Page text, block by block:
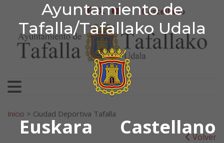
Ayuntamiento de
Tafalla/Tafallako Udala
Euskara Castellano
Ir al contenido
Ayuntamiento de
facebook
twitter
youtubeCastellano
Search for:
Inicio > Ciudad Deportiva Tafalla
Volver